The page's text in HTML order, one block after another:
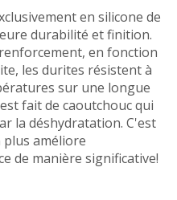
en silicone de
durabilité et finition.
en fonction
les durites résistent à
sur une longue
fait de caoutchouc qui
la déshydratation. C'est
améliore
de manière significative!